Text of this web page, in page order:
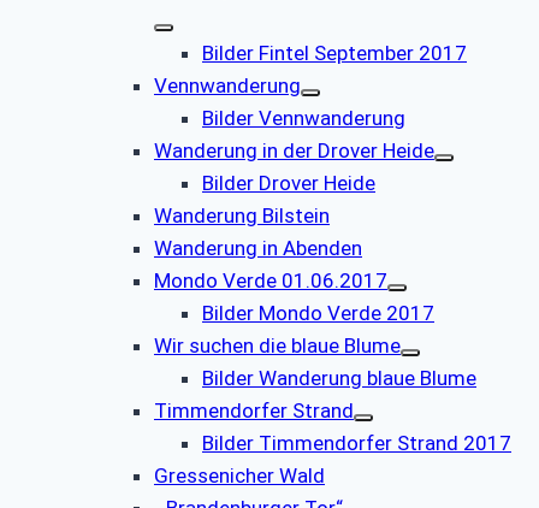
Bilder Fintel September 2017
Vennwanderung
Bilder Vennwanderung
Wanderung in der Drover Heide
Bilder Drover Heide
Wanderung Bilstein
Wanderung in Abenden
Mondo Verde 01.06.2017
Bilder Mondo Verde 2017
Wir suchen die blaue Blume
Bilder Wanderung blaue Blume
Timmendorfer Strand
Bilder Timmendorfer Strand 2017
Gressenicher Wald